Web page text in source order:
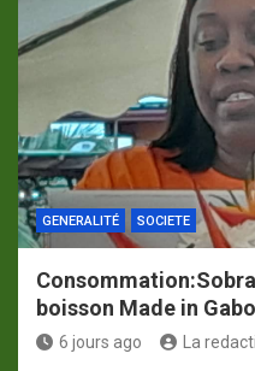
GENERALITÉ SOCIETE
boisson Made in
6 jours ago La